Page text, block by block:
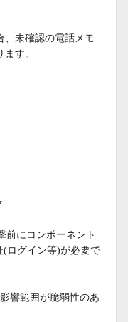
、未確認の電話メモ
す。
前にコンポーネント
(ログイン等)が必要で
響範囲が脆弱性のあ